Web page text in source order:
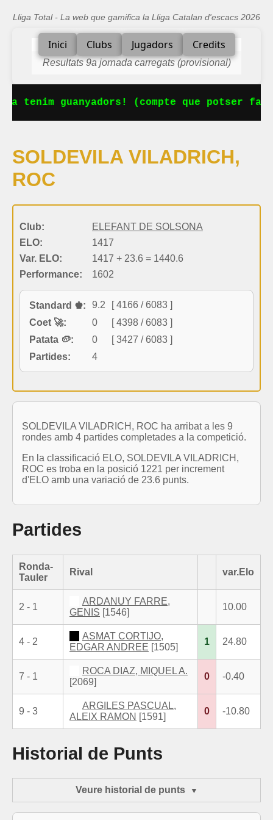
Lliga Total - La web que gamifica la Lliga Catalan d'escacs 2026
Inici Clubs Jugadors Credits
Resultats 9a jornada carregats (provisional)
tenim guanyadors! (compte que potser
SOLDEVILA VILADRICH,
ROC
Club:
ELEFANT DE SOLSONA
ELO:
1417
Var. ELO:
1417 + 23.6 = 1440.6
Performance:
1602
Standard ♚: 9.2
[ 4166 / 6083 ]
Coet 🚀:
0
[ 4398 / 6083 ]
Patata 🥔:
0
[ 3427 / 6083 ]
Partides:
4
SOLDEVILA VILADRICH, ROC ha arribat a les 9
rondes amb 4 partides completades a la competició.
En la classificació ELO, SOLDEVILA VILADRICH,
ROC es troba en la posició 1221 per increment
d'ELO amb una variació de 23.6 punts.
Partides
Ronda-
Tauler
Rival var.Elo
2 - 1
ARDANUY FARRE,
GENIS [1546]
10.00
4 - 2
ASMAT CORTIJO,
EDGAR ANDREE [1505]
1 24.80
7 - 1
ROCA DIAZ, MIQUEL A.
[2069]
0 -0.40
9 - 3
ARGILES PASCUAL,
ALEIX RAMON [1591]
0 -10.80
Historial de Punts
Veure historial de punts